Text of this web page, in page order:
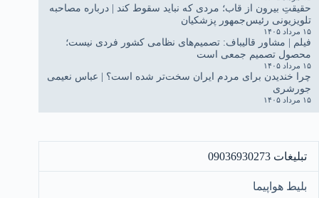
حقیقتِ بیرون از قاب؛ مردی که نباید سقوط کند | درباره مصاحبه
تلویزیونی رئیس‌جمهور پزشکیان
۱۵ مرداد ۱۴۰۵
فیلم | مشاور قالیباف: تصمیم‌های نظامی کشور فردی نیست؛
محصول تصمیم جمعی است
۱۵ مرداد ۱۴۰۵
چرا خندیدن برای مردم ایران سخت‌تر شده است؟ | عباس نعیمی
جورشری
۱۵ مرداد ۱۴۰۵
تبلیغات 09036930273
بلیط هواپیما